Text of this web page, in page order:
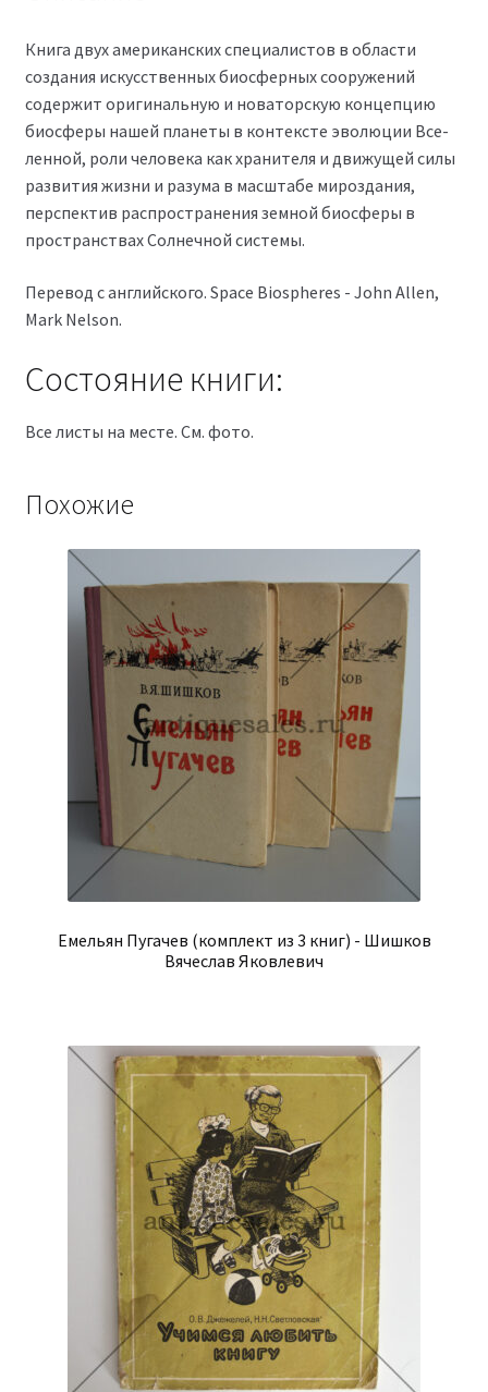
Книга двух американских специалистов в области
создания искус­ственных биосферных сооружений
содержит оригинальную и новатор­скую концепцию
биосферы нашей планеты в контексте эволюции Все­
ленной, роли человека как хранителя и движущей силы
развития жизни и разума в масштабе мироздания,
перспектив распространения земной биосферы в
пространствах Солнечной системы.
Перевод с английского. Space Biospheres - John Allen,
Mark Nelson.
Состояние книги:
Все листы на месте. См. фото.
Похожие
Емельян Пугачев (комплект из 3 книг) - Шишков
Вячеслав Яковлевич